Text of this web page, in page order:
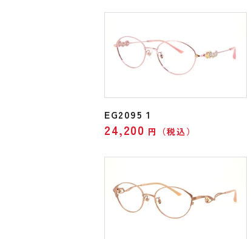
EG2095 1
24,200 円（税込）